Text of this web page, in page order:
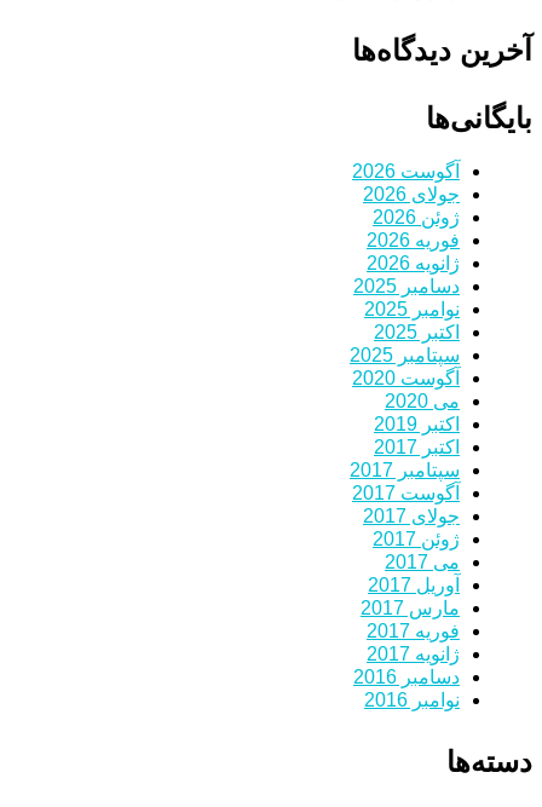
آخرین دیدگاه‌ها
بایگانی‌ها
آگوست 2026
جولای 2026
ژوئن 2026
فوریه 2026
ژانویه 2026
دسامبر 2025
نوامبر 2025
اکتبر 2025
سپتامبر 2025
آگوست 2020
می 2020
اکتبر 2019
اکتبر 2017
سپتامبر 2017
آگوست 2017
جولای 2017
ژوئن 2017
می 2017
آوریل 2017
مارس 2017
فوریه 2017
ژانویه 2017
دسامبر 2016
نوامبر 2016
دسته‌ها